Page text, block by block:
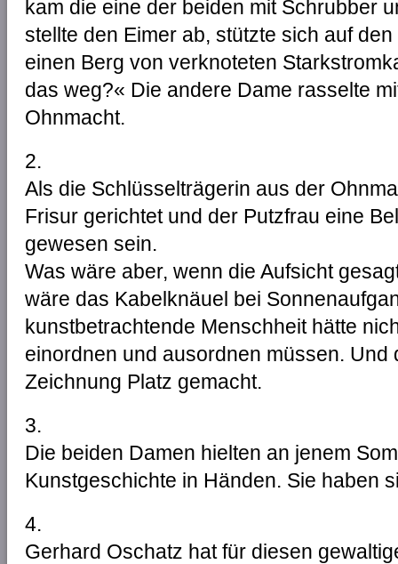
kam die eine der beiden mit Schrubber
stellte den Eimer ab, stützte sich auf
einen Berg von verknoteten
das weg?« Die andere Dame rasselte
Ohnmacht.
2.
Als die Schlüsselträgerin aus der
Frisur gerichtet und der Putzfrau eine
gewesen sein.
Was wäre aber, wenn die Aufsicht
wäre das Kabelknäuel bei
kunstbetrachtende Menschheit hätte
einordnen und ausordnen müssen.
Zeichnung Platz gemacht.
3.
Die beiden Damen hielten an jenem
Kunstgeschichte in Händen. Sie haben
4.
Gerhard Oschatz hat für diesen